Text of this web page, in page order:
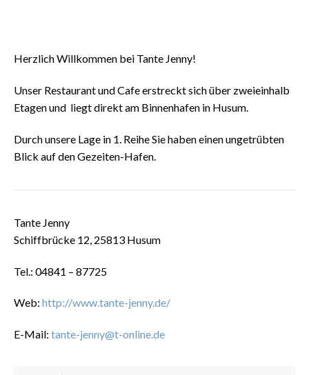
Herzlich Willkommen bei Tante Jenny!
Unser Restaurant und Cafe erstreckt sich über zweieinhalb
Etagen und liegt direkt am Binnenhafen in Husum.
Durch unsere Lage in 1. Reihe Sie haben einen ungetrübten
Blick auf den Gezeiten-Hafen.
Tante Jenny
Schiffbrücke 12, 25813 Husum
Tel.: 04841 – 87725
Web: http://www.tante-jenny.de/
E-Mail: tante-jenny@t-online.de